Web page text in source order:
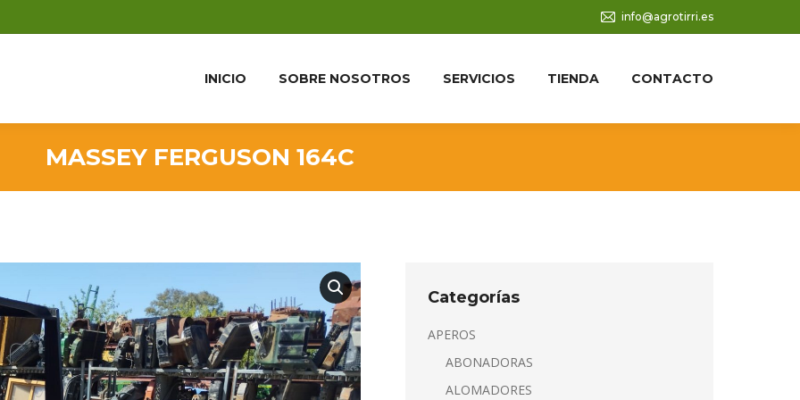
info@agrotirri.es
INICIO SOBRE NOSOTROS SERVICIOS TIENDA CONTACTO
MASSEY FERGUSON 164C
Categorías
APEROS
ABONADORAS
ALOMADORES